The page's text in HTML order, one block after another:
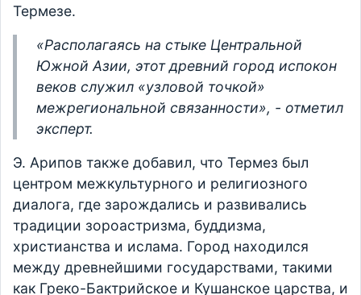
Термезе.
«Располагаясь на стыке Центральной
Южной Азии, этот древний город испокон
веков служил «узловой точкой»
межрегиональной связанности», - отметил
эксперт.
Э. Арипов также добавил, что Термез был
центром межкультурного и религиозного
диалога, где зарождались и развивались
традиции зороастризма, буддизма,
христианства и ислама. Город находился
между древнейшими государствами, такими
как Греко-Бактрийское и Кушанское царства, и